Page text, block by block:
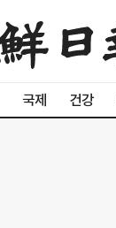
국제 건강